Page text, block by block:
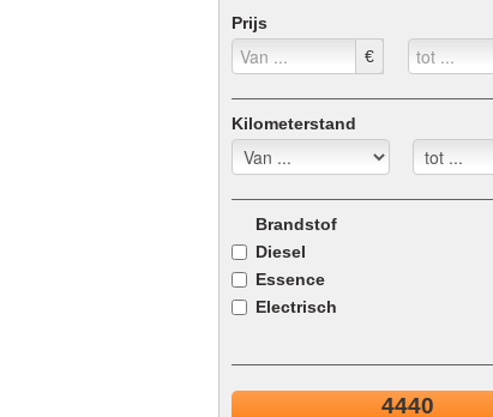
Prijs
€
Kilometerstand
Brandstof
Diesel
Essence
Electrisch
Elektrisch/Diesel
Elektrisch/Benzine
4440